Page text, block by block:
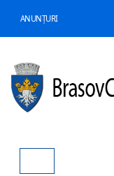
ANUNȚURI